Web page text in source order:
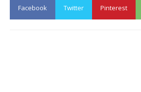
Facebook Twitter Pinterest